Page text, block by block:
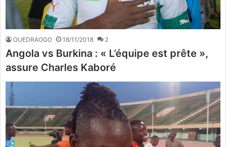
OUEDRAOGO 18/11/2018 2
Angola vs Burkina : « L’équipe est prête »,
assure Charles Kaboré